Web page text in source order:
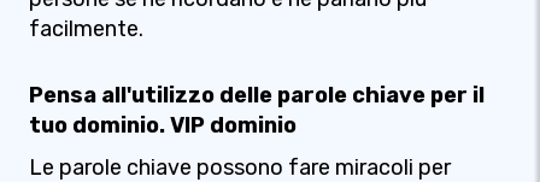
facilmente.
Pensa all'utilizzo delle parole chiave per il
tuo dominio. VIP dominio
Le parole chiave possono fare miracoli per